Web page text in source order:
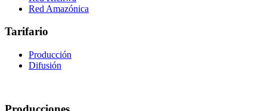
Red Amazónica
Tarifario
Producción
Difusión